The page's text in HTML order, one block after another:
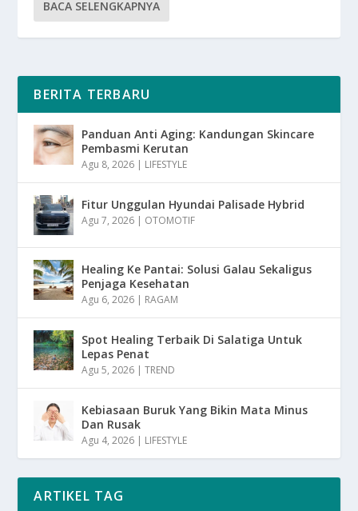
BACA SELENGKAPNYA
BERITA TERBARU
Panduan Anti Aging: Kandungan Skincare
Pembasmi Kerutan
Agu 8, 2026 | LIFESTYLE
Fitur Unggulan Hyundai Palisade Hybrid
Agu 7, 2026 | OTOMOTIF
Healing Ke Pantai: Solusi Galau Sekaligus
Penjaga Kesehatan
Agu 6, 2026 | RAGAM
Spot Healing Terbaik Di Salatiga Untuk
Lepas Penat
Agu 5, 2026 |TREND
Kebiasaan Buruk Yang Bikin Mata Minus
Dan Rusak
Agu 4, 2026 | LIFESTYLE
ARTIKEL TAG